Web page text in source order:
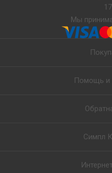
Мы
Помощь и
Симпл